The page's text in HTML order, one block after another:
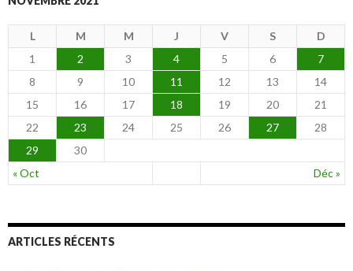
L M M J V S D
« Oct Déc »
1 2 3 4 5 6
7
8
9 10 11 12 13
14
15
16 17 18 19 20
21
22
23 24 25 26 27
28
29
30
ARTICLES RÉCENTS